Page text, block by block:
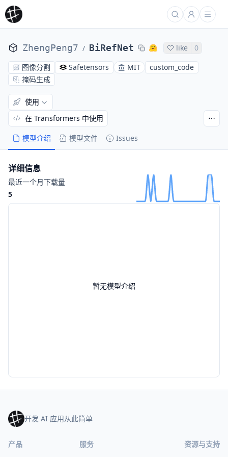
ZhengPeng7 / BiRefNet like
0
图像分割
Safetensors MIT
custom_code
掩码生成
模型介绍 模型文件 Issues
使用
在 Transformers 中使用
暂无模型介绍
详细信息
最近一个月下载量
5
开发 AI 应用从此简单
产品 服务 资源与支持